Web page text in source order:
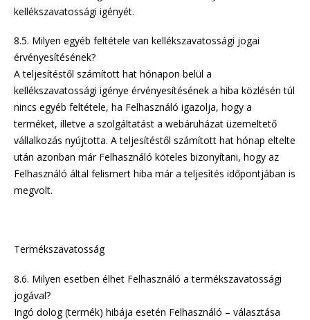
kellékszavatossági igényét.
8.5. Milyen egyéb feltétele van kellékszavatossági jogai
érvényesítésének?
A teljesítéstől számított hat hónapon belül a
kellékszavatossági igénye érvényesítésének a hiba közlésén túl
nincs egyéb feltétele, ha Felhasználó igazolja, hogy a
terméket, illetve a szolgáltatást a webáruházat üzemeltető
vállalkozás nyújtotta. A teljesítéstől számított hat hónap eltelte
után azonban már Felhasználó köteles bizonyítani, hogy az
Felhasználó által felismert hiba már a teljesítés időpontjában is
megvolt.
Termékszavatosság
8.6. Milyen esetben élhet Felhasználó a termékszavatossági
jogával?
Ingó dolog (termék) hibája esetén Felhasználó – választása